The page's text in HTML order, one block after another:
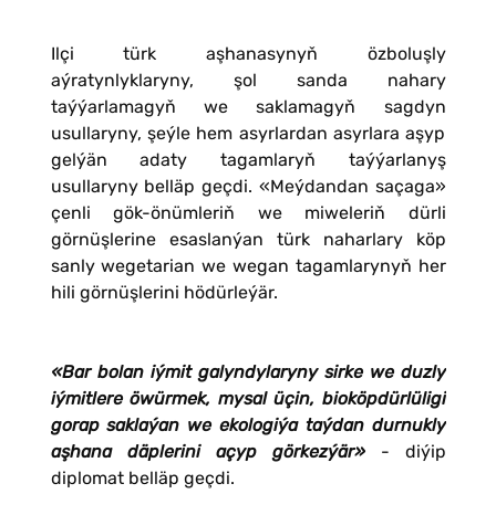
Ilçi türk aşhanasynyň özboluşly
aýratynlyklaryny, şol sanda nahary
taýýarlamagyň we saklamagyň sagdyn
usullaryny, şeýle hem asyrlardan asyrlara aşyp
gelýän adaty tagamlaryň taýýarlanyş
usullaryny belläp geçdi. «Meýdandan saçaga»
çenli gök-önümleriň we miweleriň dürli
görnüşlerine esaslanýan türk naharlary köp
sanly wegetarian we wegan tagamlarynyň her
hili görnüşlerini hödürleýär.
«Bar bolan iýmit galyndylaryny sirke we duzly
iýmitlere öwürmek, mysal üçin, bioköpdürlüligi
gorap saklaýan we ekologiýa taýdan durnukly
aşhana däplerini açyp görkezýär»- diýip
diplomat belläp geçdi.